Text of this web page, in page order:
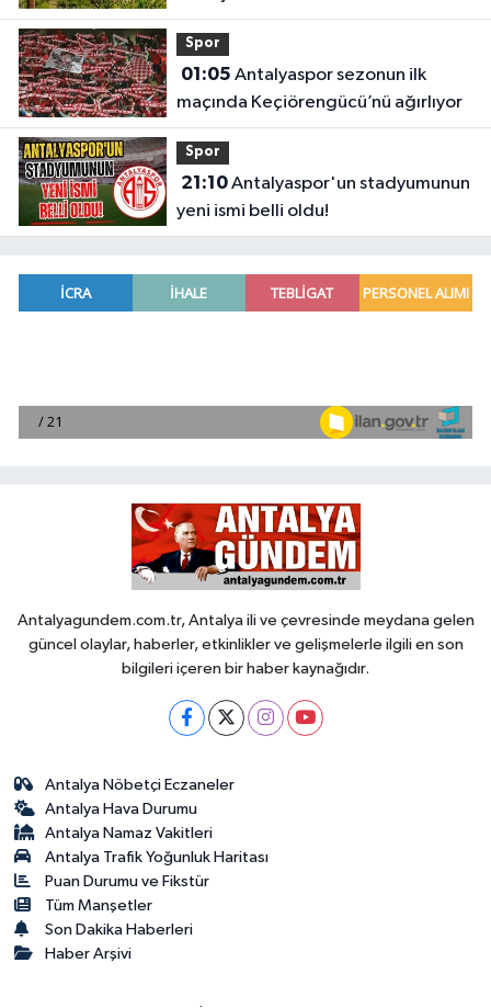
belli oldu
Spor
01:05
maçında Keçiörengücü’nü ağırlıyor
Spor
21:10Antalyaspor'un stadyumunun
yeni ismi belli oldu!
Antalyagundem.com.tr, Antalya ili ve çevresinde meydana gelen
güncel olaylar, haberler, etkinlikler ve gelişmelerle ilgili en son
bilgileri içeren bir haber kaynağıdır.
Antalya Nöbetçi Eczaneler
Antalya Hava Durumu
Antalya Namaz Vakitleri
Antalya Trafik Yoğunluk Haritası
Puan Durumu ve Fikstür
Tüm Manşetler
Son Dakika Haberleri
Haber Arşivi